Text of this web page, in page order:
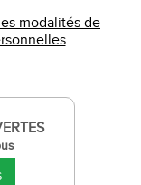
modalités de
de vos données personnelles